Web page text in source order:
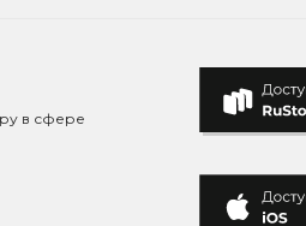
в сфере